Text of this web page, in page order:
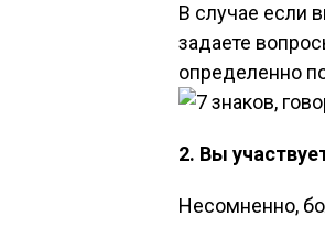
В случае если
задаете
определенно
2. Вы
Несомненно,